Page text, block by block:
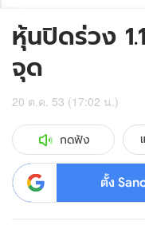
หุ้นปิดร่วง
จุด
20 ต.ค. 53 (17:02 น.)
กดฟัง
ตั้ง